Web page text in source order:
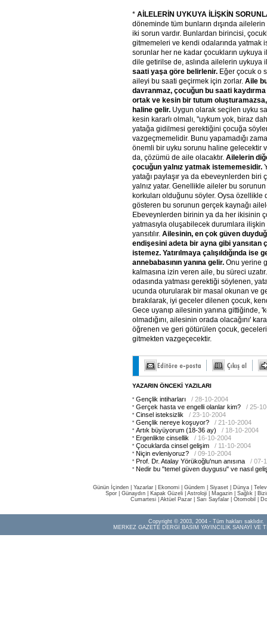
* AİLELERİN UYKUYA İLİŞKİN
döneminde tüm bunların dışında ailelerin
iki sorun vardır. Bunlardan birincisi,
gitmemeleri ve kendi odalarında yatmak
sorunlar her ne kadar çocukların uykuya
dile getirilse de, aslında ailelerin uykuya
saati yaşa göre belirlenir. Eğer çocuk o
aileyi bu saati geçirmek için zorlar. Aile
davranmaz, çocuğun bu saati
ortak ve kesin bir tutum
haline gelir. Uygun olarak seçilen uyku
kesin kararlı olmalı, "uykum yok, biraz
yatağa gidilmesi gerektiğini çocuğa
vazgeçmemelidir. Bunu yapamadığı
önemli bir uyku sorunu haline gelecektir
da, çözümü de aile olacaktır. Ailelerin
çocuğun yalnız yatmak istememesidir.
yatağı paylaşır ya da ebeveynlerden biri
yalnız yatar. Genellikle aileler bu sorunun
korkuları olduğunu söyler. Oysa özellikle
gösteren bu sorunun gerçek kaynağı
Ebeveynlerden birinin ya da her ikisinin
yatmasıyla oluşabilecek durumlara ilişkin
yansıtılır. Ailesinin, en çok güven
endişesini adeta bir ayna gibi yansıtan
istemez. Yatırılmaya çalışıldığında
annebabasının yanına gelir. Onu yerine
kalmasına izin veren aile, bu süreci
odasında yatması gerektiği söylenen,
ucunda oturularak bir masal okunan ve
bırakılarak, iyi geceler dilenen çocuk,
Gece uyanıp ailesinin yanına gittiğinde,
olmadığını, ailesinin orada olacağını'
öğrenen ve geri götürülen çocuk,
gitmekten vazgeçecektir.
YAZARIN ÖNCEKİ YAZILARI
Gençlik intiharları
/ 28-10-2004
Gerçek hasta ve engelli olanlar kim?
/ 25-
Cinsel isteksizlik
/ 23-10-2004
Gençlik nereye koşuyor?
/ 21-10-2004
Artık büyüyorum (18-36 ay)
/ 18-10-2004
Ergenlikte cinsellik
/ 16-10-2004
Çocuklarda cinsel gelişim
/ 11-10-2004
Niçin evleniyoruz?
/ 09-10-2004
Prof. Dr. Atalay Yörükoğlu'nun anısına
/ 07-
Nedir bu "temel güven duygusu" ve nasıl
Günün İçinden Yazarlar Ekonomi Gündem Siyaset Dünya |
Spor
Günaydın Kapak Güzeli Astroloji Magazin Sağlık
Cumartesi| Aktüel Pazar| Sarı Sayfalar| Otomobil
Copyright © 2003, 2004 - Tüm hakları saklıdır.
MERKEZ GAZETE DERGİ BASIM YAYINCILIK SANAYİ VE